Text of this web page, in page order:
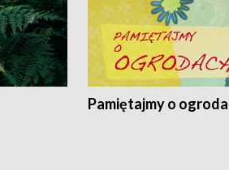
Pamiętajmy o